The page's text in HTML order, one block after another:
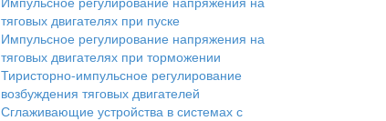
тяговых двигателях при пуске
Импульсное регулирование напряжения на
тяговых двигателях при торможении
Тиристорно-импульсное регулирование
возбуждения тяговых двигателей
Сглаживающие устройства в системах с